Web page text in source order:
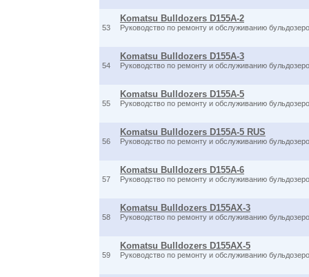
53
Komatsu Bulldozers D155A-2
Руководство по ремонту и обслуживанию
54
Komatsu Bulldozers D155A-3
Руководство по ремонту и обслуживанию
55
Komatsu Bulldozers D155A-5
Руководство по ремонту и обслуживанию
56
Komatsu Bulldozers D155A-5 RUS
Руководство по ремонту и обслуживанию
57
Komatsu Bulldozers D155A-6
Руководство по ремонту и обслуживанию
58
Komatsu Bulldozers D155AX-3
Руководство по ремонту и обслуживанию
59
Komatsu Bulldozers D155AX-5
Руководство по ремонту и обслуживанию